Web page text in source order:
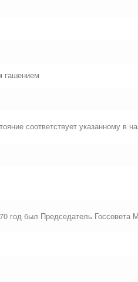
гашением
соответствует указанному в
год был Председатель Госсовета